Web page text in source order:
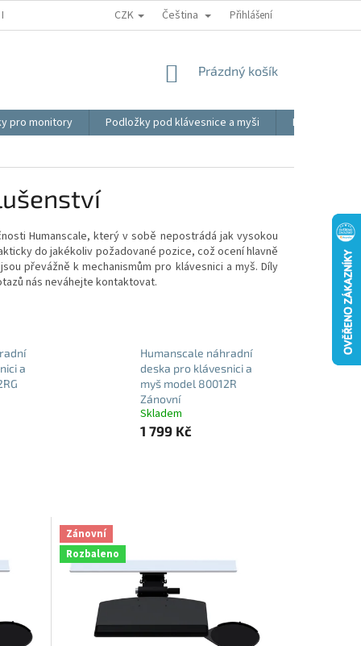
REKLAMACE VIDEO MOJE OBJEDNÁVKA
CZK Čeština Přihlášení
NÁKUPNÍ
Prázdný košík
pro monitory Podložky pod klávesnice a myši
Ergonomické
Humanscale, který v sobě nepostrádá jak vysokou
do jakékoliv požadované pozice, což ocení hlavně
převážně k mechanismům pro klávesnici a myš. Díly
nás neváhejte kontaktovat.
a
Humanscale náhradní
deska pro klávesnici a
myš model 80012R
Zánovní
Skladem
1 799 Kč
Zánovní
Rozbaleno